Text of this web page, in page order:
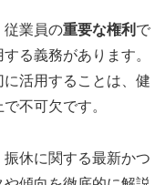
従業員の重要な権利 で
る義務があります。
活用することは、健
不可欠です。
休に関する最新かつ